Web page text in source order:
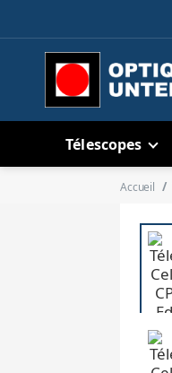
Télescopes
Accueil